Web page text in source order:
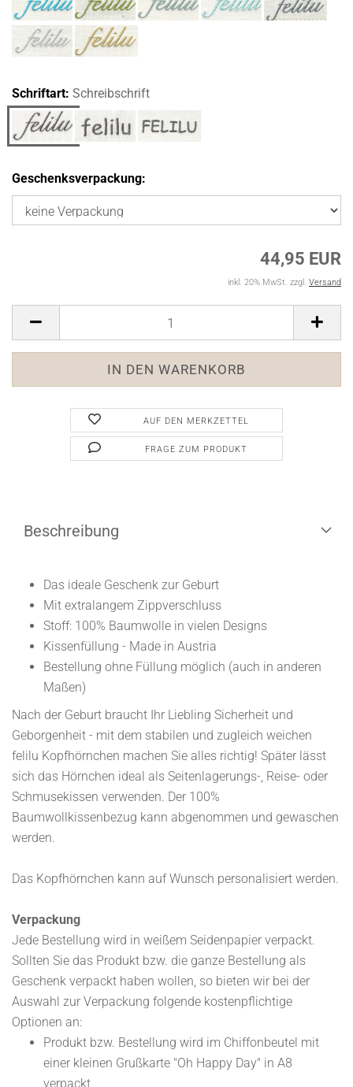
Schriftart: Schreibschrift
Geschenksverpackung:
44,95 EUR
inkl. 20% MwSt. zzgl. Versand
AUF DEN MERKZETTEL
FRAGE ZUM PRODUKT
Beschreibung
​Das ideale Geschenk zur Geburt
Mit extralangem Zippverschluss
Stoff: 100% Baumwolle in vielen Designs
Kissenfüllung - Made in Austria
Bestellung ohne Füllung möglich (auch in anderen
Maßen)
Nach der Geburt braucht Ihr Liebling Sicherheit und
Geborgenheit - mit dem stabilen und zugleich weichen
felilu Kopfhörnchen machen Sie alles richtig! Später lässt
sich das Hörnchen ideal als Seitenlagerungs-, Reise- oder
Schmusekissen verwenden. Der 100%
Baumwollkissenbezug kann abgenommen und gewaschen
werden.
Das Kopfhörnchen kann auf Wunsch personalisiert werden.
Verpackung
Jede Bestellung wird in weißem Seidenpapier verpackt.
Sollten Sie das Produkt bzw. die ganze Bestellung als
Geschenk verpackt haben wollen, so bieten wir bei der
Auswahl zur Verpackung folgende kostenpflichtige
Optionen an:
Produkt bzw. Bestellung wird im Chiffonbeutel mit
einer kleinen Grußkarte "Oh Happy Day" in A8
verpackt